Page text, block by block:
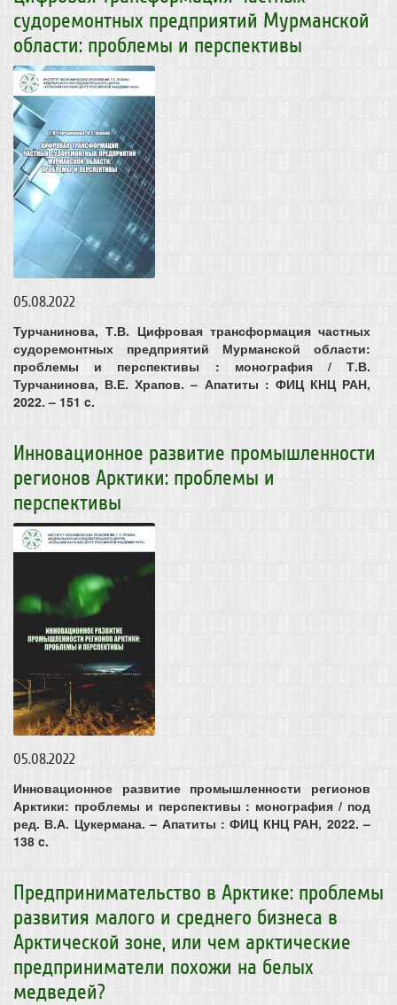
судоремонтных предприятий Мурманской
области: проблемы и перспективы
05.08.2022
Турчанинова, Т.В. Цифровая трансформация частных
судоремонтных предприятий Мурманской области:
проблемы и перспективы : монография / Т.В.
Турчанинова, В.Е. Храпов. – Апатиты : ФИЦ КНЦ РАН,
2022. – 151 c.
Инновационное развитие промышленности
регионов Арктики: проблемы и
перспективы
05.08.2022
Инновационное развитие промышленности регионов
Арктики: проблемы и перспективы : монография / под
ред. В.А. Цукермана. – Апатиты : ФИЦ КНЦ РАН, 2022. –
138 c.
Предпринимательство в Арктике: проблемы
развития малого и среднего бизнеса в
Арктической зоне, или чем арктические
предприниматели похожи на белых
медведей?